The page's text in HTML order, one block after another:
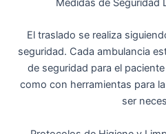
Medidas de Seguridad
El traslado se realiza
seguridad. Cada ambulancia
de seguridad para el
como con herramientas para
ser